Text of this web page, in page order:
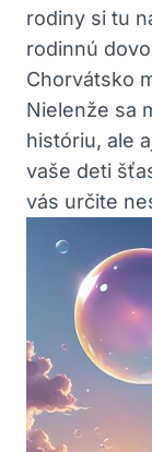
rodiny si tu
rodinnú
Chorvátsko
Nielenže sa
históriu, ale
vaše deti
vás určite